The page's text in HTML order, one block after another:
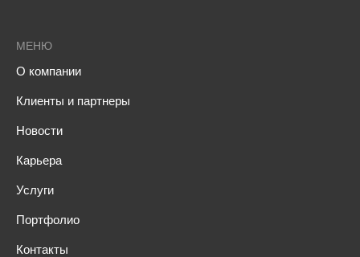
МЕНЮ
О компании
Клиенты и партнеры
Новости
Карьера
Услуги
Портфолио
Контакты